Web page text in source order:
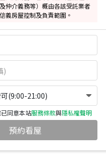
仲介義務等）概由各該受託業者
義房屋控制及負責範圍。
(9:00-21:00)
同意本站服務條款與隱私權聲明
預約看屋